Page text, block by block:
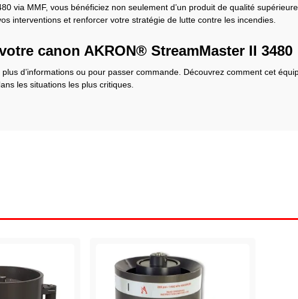
via MMF, vous bénéficiez non seulement d’un produit de qualité
interventions et renforcer votre stratégie de lutte contre les incendies.
canon AKRON® StreamMaster II 3480
d’informations ou pour passer commande. Découvrez comment cet
les situations les plus critiques.